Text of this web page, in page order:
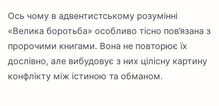
Ось чому в адвентистському розумінні
«Велика боротьба» особливо тісно пов’язана з
пророчими книгами. Вона не повторює їх
дослівно, але вибудовує з них цілісну картину
конфлікту між істиною та обманом.